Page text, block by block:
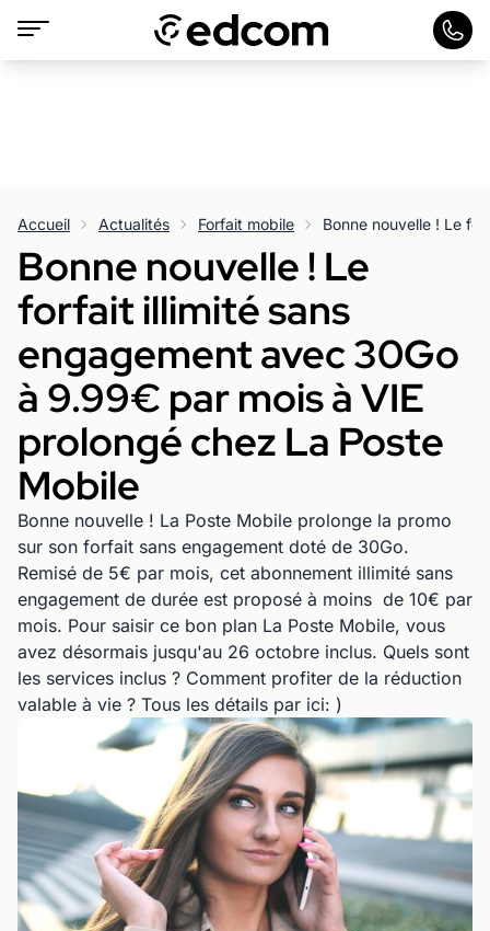
Accueil Actualités Forfait mobile
Bonne nouvelle ! Le
forfait illimité sans
engagement avec 30Go
à 9.99€ par mois à VIE
prolongé chez La Poste
Mobile
Bonne nouvelle ! La Poste Mobile prolonge la promo
sur son forfait sans engagement doté de 30Go.
Remisé de 5€ par mois, cet abonnement illimité sans
engagement de durée est proposé à moins de 10€ par
mois. Pour saisir ce bon plan La Poste Mobile, vous
avez désormais jusqu'au 26 octobre inclus. Quels sont
les services inclus ? Comment profiter de la réduction
valable à vie ? Tous les détails par ici: )